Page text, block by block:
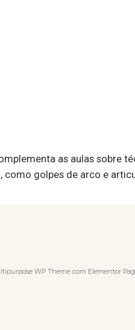
as aulas sobre
como golpes de arco e
WP Theme com Elementor